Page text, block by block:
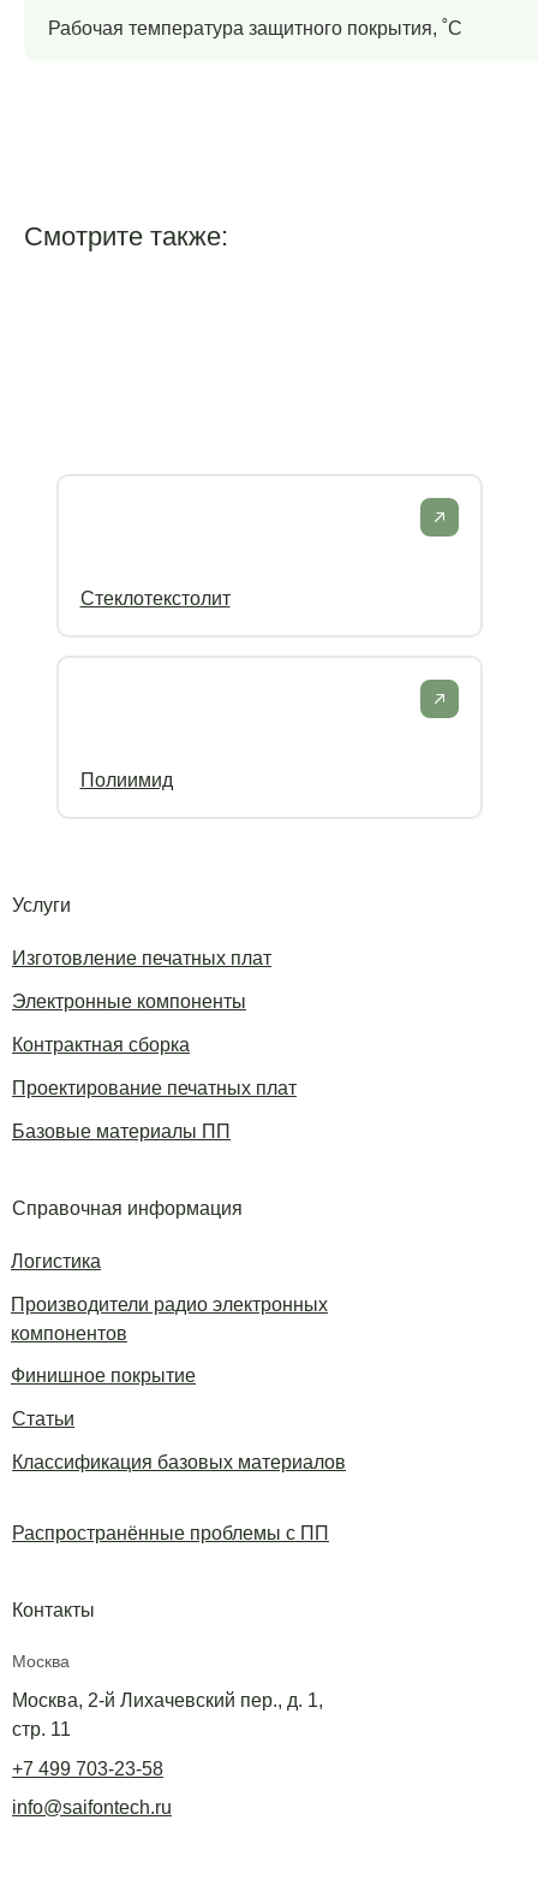
Рабочая температура защитного покрытия, ˚С
Смотрите также:
Стеклотекстолит
Полиимид
Контакты
Москва
Москва, 2-й Лихачевский пер., д. 1,
стр. 11
+7 499 703-23-58
info@saifontech.ru
Справочная информация
Статьи
Классификация базовых материалов
Распространённые проблемы с ПП
Изготовление печатных плат
Электронные компоненты
Контрактная сборка
Проектирование печатных плат
Базовые материалы ПП
Услуги
Логистика
Финишное покрытие
Производители радио электронных
компонентов